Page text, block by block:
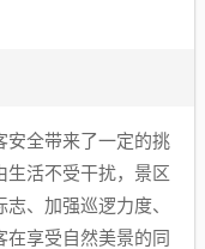
安全带来了一定的挑
生活不受干扰，景区
、加强巡逻力度、
在享受自然美景的同